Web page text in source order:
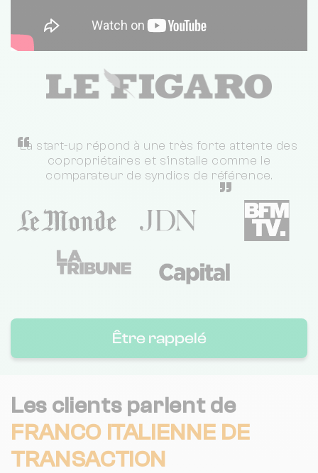
“
La start-up répond à une très forte attente des
copropriétaires et s'installe comme le
comparateur de syndics de référence.
”
Être rappelé
Les clients parlent de
FRANCO ITALIENNE DE
TRANSACTION